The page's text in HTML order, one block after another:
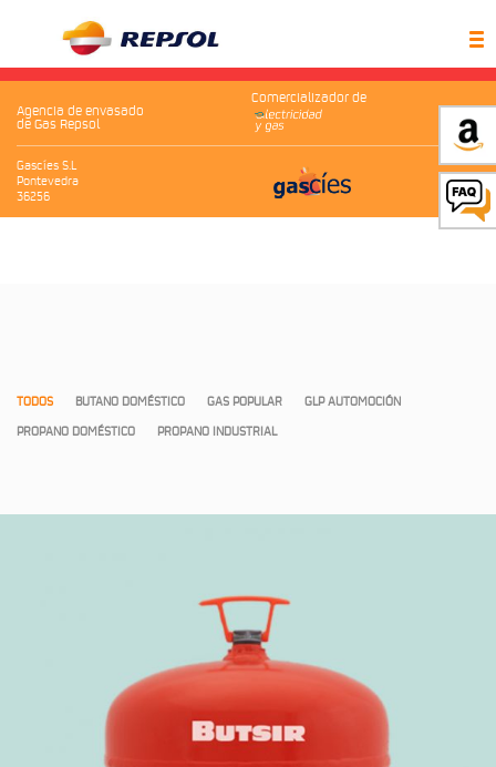
Agencia de envasado
de Gas Repsol
Comercializador de
Gascíes S.L
Pontevedra
36256
TODOS BUTANO DOMÉSTICO GAS POPULAR
GLP AUTOMOCIÓN
PROPANO DOMÉSTICO
PROPANO INDUSTRIAL